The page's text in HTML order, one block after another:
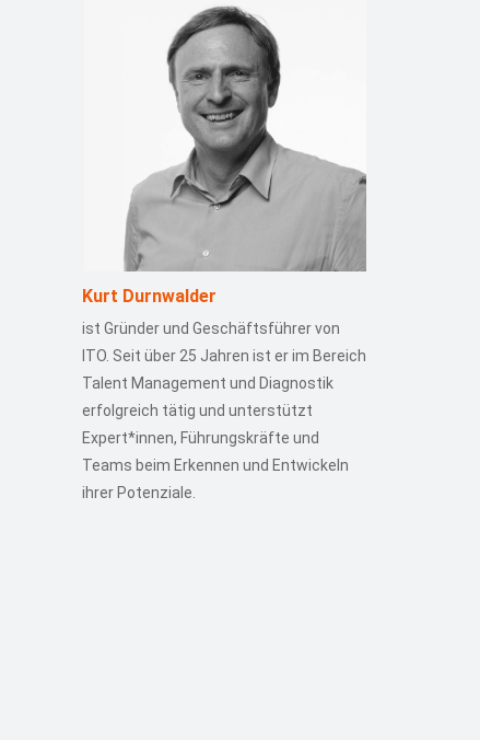
Kurt Durnwalder
ist Gründer und Geschäftsführer von
ITO. Seit über 25 Jahren ist er im Bereich
Talent Management und Diagnostik
erfolgreich tätig und unterstützt
Expert*innen, Führungskräfte und
Teams beim Erkennen und Entwickeln
ihrer Potenziale.